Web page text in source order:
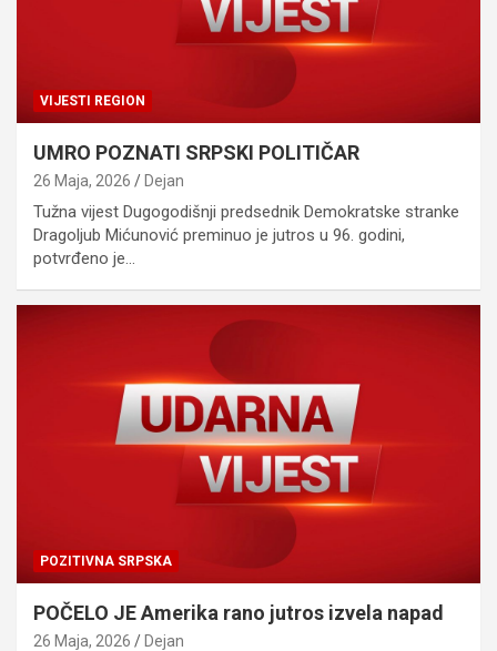
VIJESTI REGION
UMRO POZNATI SRPSKI POLITIČAR
26 Maja, 2026 Dejan
Tužna vijest Dugogodišnji predsednik Demokratske stranke
Dragoljub Mićunović preminuo je jutros u 96. godini,
potvrđeno je…
POZITIVNA SRPSKA
POČELO JE Amerika rano jutros izvela napad
26 Maja, 2026 Dejan